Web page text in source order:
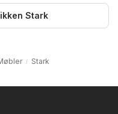
Stark
Stark